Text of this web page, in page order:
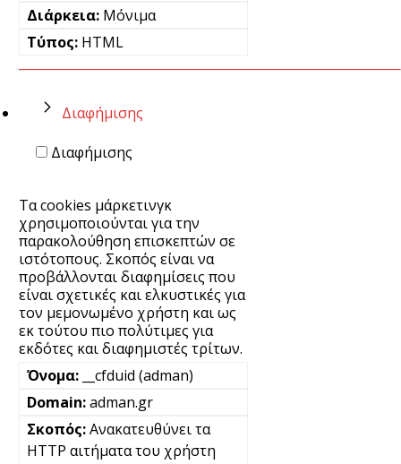
Μόνιμα
HTML
Διαφήμισης
Διαφήμισης
Τα cookies μάρκετινγκ
χρησιμοποιούνται για την
παρακολούθηση επισκεπτών σε
ιστότοπους. Σκοπός είναι να
προβάλλονται διαφημίσεις που
είναι σχετικές και ελκυστικές για
τον μεμονωμένο χρήστη και ως
εκ τούτου πιο πολύτιμες για
εκδότες και διαφημιστές τρίτων.
__cfduid (adman)
adman.gr
Ανακατευθύνει τα
HTTP αιτήματα του χρήστη